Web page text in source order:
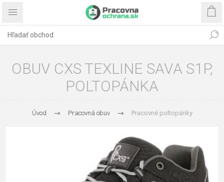
OBUV CXS TEXLINE SAVA S1P,
POLTOPÁNKA
Úvod Pracovná obuv Pracovné poltopánky